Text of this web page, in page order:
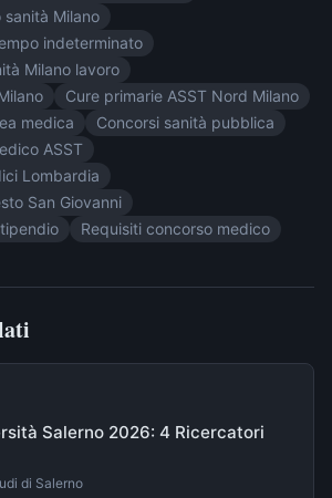
Milano
indeterminato
Milano lavoro
Cure primarie ASST Nord Milano
medica
Concorsi sanità pubblica
ASST
Lombardia
San Giovanni
Requisiti concorso medico
Salerno 2026: 4 Ricercatori
di Salerno